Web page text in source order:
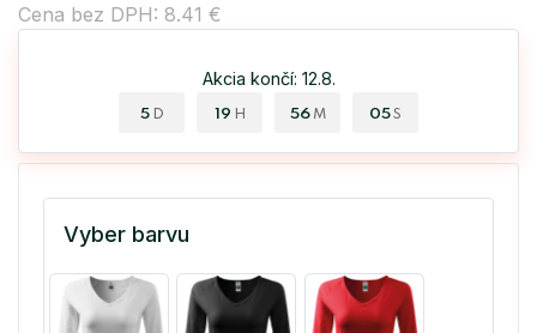
Cena bez DPH: 8.41 €
Akcia končí: 12.8.
5 D 19 H 56 M 05S
Vyber barvu